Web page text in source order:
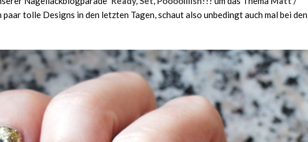
paar tolle Designs in den letzten Tagen, schaut also unbedingt auch mal bei den